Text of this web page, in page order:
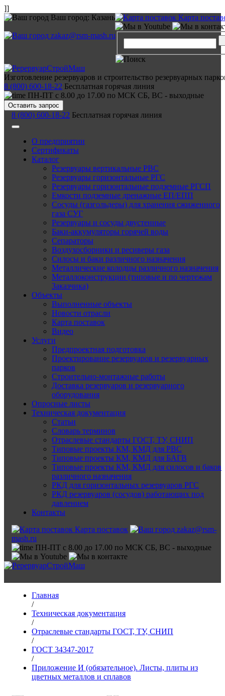
]]
Ваш город: Казань Карта
zakaz@rsm-mash.ru
Изготовление резервуаров и строительство резервуарных
8 (800) 600-18-22 Бесплатная горячая линия
ПН-ПТ с 8.00 до 17.00 по МСК СБ, ВС - выходные
Оставить запрос
8 (800) 600-18-22 Бесплатная горячая линия
О предприятии
Сертификаты
Каталог
Резервуары вертикальные РВС
Резервуары горизонтальные РГС
Резервуары горизонтальные подземные РГСП
Емкости подземные дренажные ЕП/ЕПП
Сосуды (газгольдеры) для хранения сжиженного
газа СУГ
Резервуары и сосуды двустенные
Баки-аккумуляторы горячей воды
Сепараторы
Воздухосборники и ресиверы газа
Силосы и баки различного назначения
Металлические колодцы различного назначения
Металлоконструкции (типовые и по чертежам
Заказчика)
Объекты
Выполненные объекты
Новости отрасли
Карта поставок
Видео
Услуги
Предпроектная подготовка
Проектирование резервуаров и резервуарных
парков
Строительно-монтажные работы
Доставка резервуаров и резервуарного
оборудования
Опросные листы
Техническая документация
Статьи
Словарь терминов
Отраслевые стандарты ГОСТ, ТУ, СНИП
Типовые проекты КМ, КМД для РВС
Типовые проекты КМ, КМД для БАГВ
Типовые проекты КМ, КМД для силосов и баков
различного назначения
РКД для горизонтальных резервуаров РГС
РКД резервуаров (сосудов) работающих под
давлением
Контакты
Карта поставок
zakaz@rsm-
mash.ru
ПН-ПТ с 8.00 до 17.00 по МСК СБ, ВС - выходные
Главная
/
Техническая документация
/
Отраслевые стандарты ГОСТ, ТУ, СНИП
/
ГОСТ 34347-2017
/
Приложение И (обязательное). Листы, плиты из
цветных металлов и сплавов